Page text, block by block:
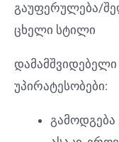
გაუფერულება/
ცხელი სტილი
დამამშვიდებელი
უპირატესობები:
გამოდგება